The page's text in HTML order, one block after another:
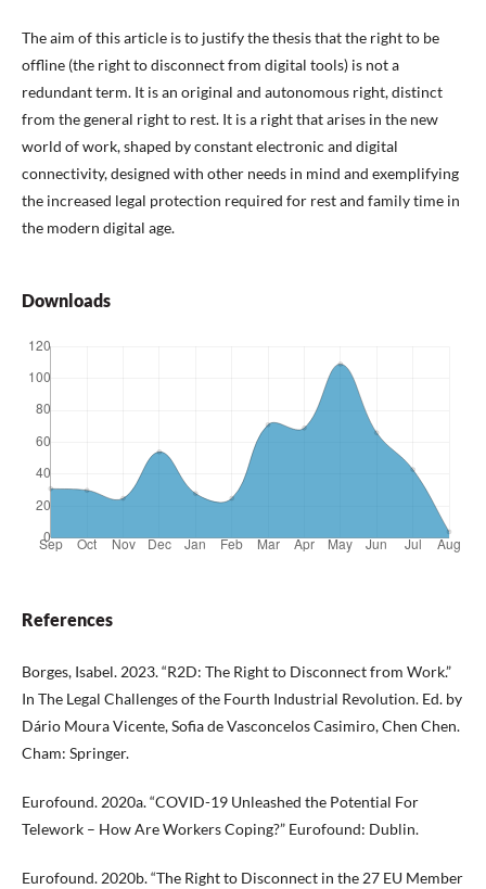
The aim of this article is to justify the thesis that the right to be
offline (the right to disconnect from digital tools) is not a
redundant term. It is an original and autonomous right, distinct
from the general right to rest. It is a right that arises in the new
world of work, shaped by constant electronic and digital
connectivity, designed with other needs in mind and exemplifying
the increased legal protection required for rest and family time in
the modern digital age.
Downloads
References
Borges, Isabel. 2023. “R2D: The Right to Disconnect from Work.”
In The Legal Challenges of the Fourth Industrial Revolution. Ed. by
Dário Moura Vicente, Sofia de Vasconcelos Casimiro, Chen Chen.
Cham: Springer.
Eurofound. 2020a. “COVID-19 Unleashed the Potential For
Telework – How Are Workers Coping?” Eurofound: Dublin.
Eurofound. 2020b. “The Right to Disconnect in the 27 EU Member